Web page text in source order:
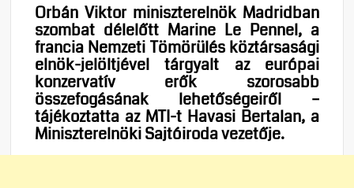
Orbán Viktor miniszterelnök Madridban
szombat délelőtt Marine Le Pennel, a
francia Nemzeti Tömörülés köztársasági
elnök-jelöltjével tárgyalt az európai
konzervatív erők szorosabb
összefogásának lehetőségeiről –
tájékoztatta az MTI-t Havasi Bertalan, a
Miniszterelnöki Sajtóiroda vezetője.